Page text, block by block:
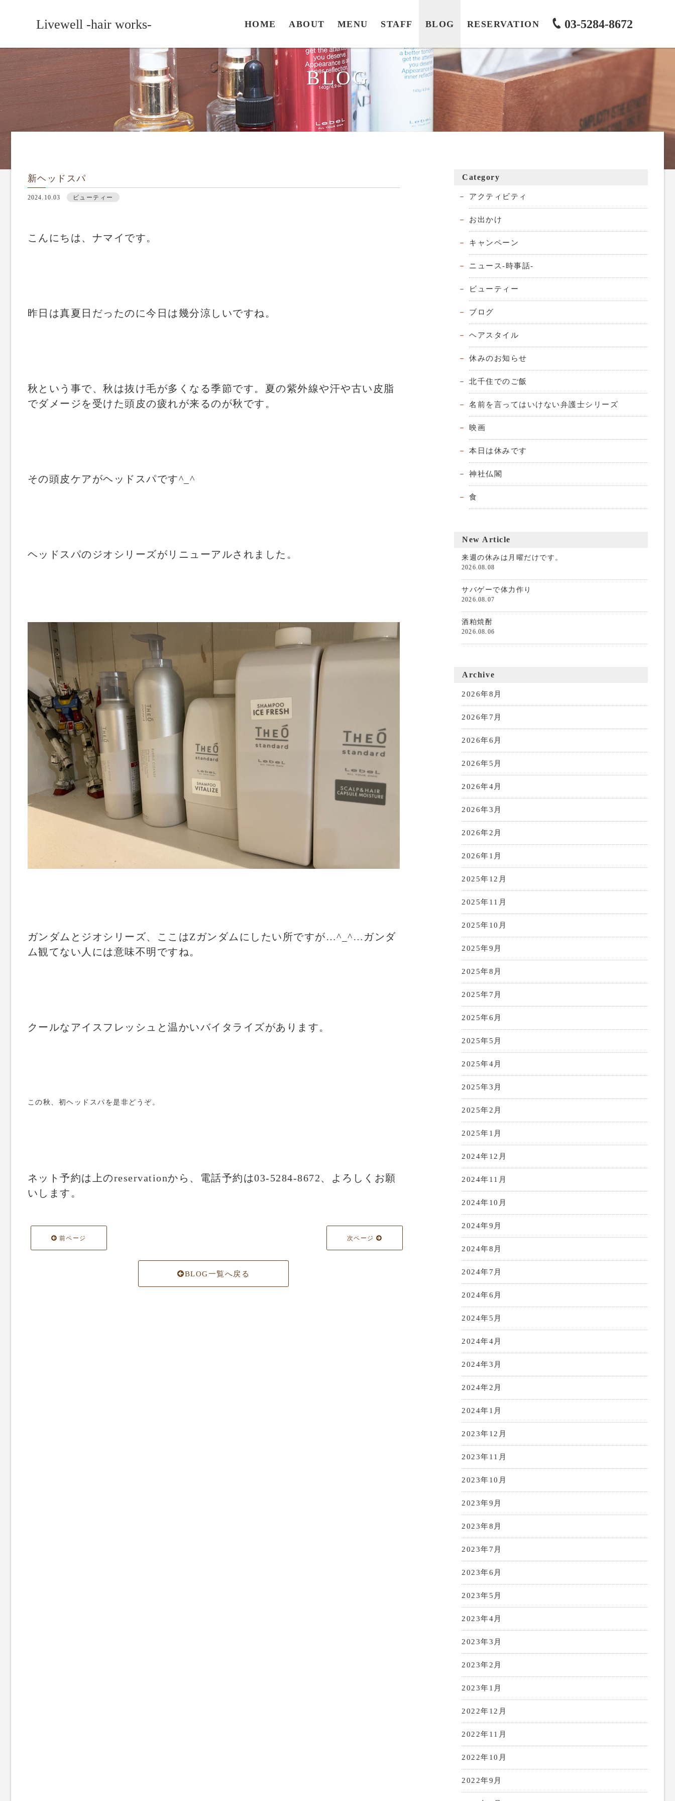
Livewell -hair works- HOME ABOUT MENU STAFF BLOG RESERVATION 03-5284-8672
BLOG
新ヘッドスパ
2024.10.03 ビューティー
こんにちは、ナマイです。
昨日は真夏日だったのに今日は幾分涼しいですね。
秋という事で、秋は抜け毛が多くなる季節です。夏の紫外線や汗や古い皮脂
でダメージを受けた頭皮の疲れが来るのが秋です。
その頭皮ケアがヘッドスパです^_^
ヘッドスパのジオシリーズがリニューアルされました。
ガンダムとジオシリーズ、ここはΖガンダムにしたい所ですが…^_^…ガンダ
ム観てない人には意味不明ですね。
クールなアイスフレッシュと温かいバイタライズがあります。
この秋、初ヘッドスパを是非どうぞ。
ネット予約は上のreservationから、電話予約は03-5284-8672、よろしくお願
いします。
前ページ 次ページ
BLOG一覧へ戻る
Category
アクティビティ
お出かけ
キャンペーン
ニュース-時事話-
ビューティー
ブログ
ヘアスタイル
休みのお知らせ
北千住でのご飯
名前を言ってはいけない弁護士シリーズ
映画
本日は休みです
神社仏閣
食
New Article
来週の休みは月曜だけです。
2026.08.08
サバゲーで体力作り
2026.08.07
酒粕焼酎
2026.08.06
Archive
2026年8月
2026年7月
2026年6月
2026年5月
2026年4月
2026年3月
2026年2月
2026年1月
2025年12月
2025年11月
2025年10月
2025年9月
2025年8月
2025年7月
2025年6月
2025年5月
2025年4月
2025年3月
2025年2月
2025年1月
2024年12月
2024年11月
2024年10月
2024年9月
2024年8月
2024年7月
2024年6月
2024年5月
2024年4月
2024年3月
2024年2月
2024年1月
2023年12月
2023年11月
2023年10月
2023年9月
2023年8月
2023年7月
2023年6月
2023年5月
2023年4月
2023年3月
2023年2月
2023年1月
2022年12月
2022年11月
2022年10月
2022年9月